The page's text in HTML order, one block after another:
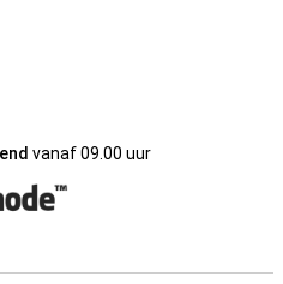
vanaf 09.00 uur